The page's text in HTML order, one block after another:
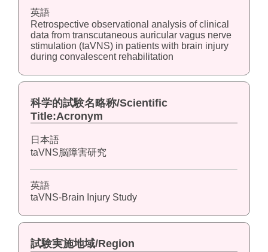
英語
Retrospective observational analysis of clinical
data from transcutaneous auricular vagus nerve
stimulation (taVNS) in patients with brain injury
during convalescent rehabilitation
科学的試験名略称/Scientific
Title:Acronym
日本語
taVNS脳障害研究
英語
taVNS-Brain Injury Study
試験実施地域/Region